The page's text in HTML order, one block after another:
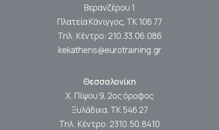
Βερανζέρου 1
Πλατεία Κάνιγγος, ΤΚ 106 77
Τηλ. Κέντρο: 210.33.06.086
kekathens@eurotraining.gr
Θεσσαλονίκη
Χ. Πίψου 9, 2ος όροφος
Ξυλάδικα, ΤΚ 546 27
Τηλ. Κέντρο: 2310.50.8410